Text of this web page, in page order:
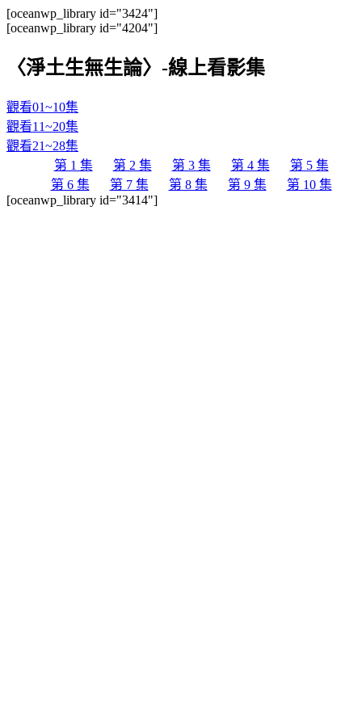
[oceanwp_library id="3424"]
[oceanwp_library id="4204"]
〈淨土生無生論〉-線上看影集
觀看01~10集
觀看11~20集
觀看21~28集
第 1 集
第 2 集 第 3 集 第 4 集
第 5 集
第 6 集
第 7 集 第 8 集 第 9 集
第 10 集
[oceanwp_library id="3414"]